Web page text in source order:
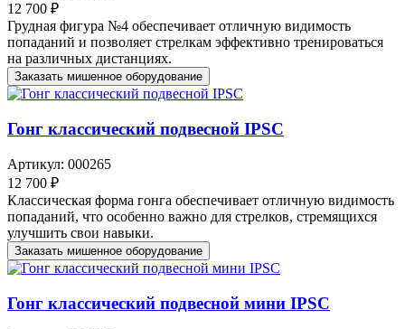
12 700 ₽
Грудная фигура №4 обеспечивает отличную видимость
попаданий и позволяет стрелкам эффективно тренироваться
на различных дистанциях.
Заказать мишенное оборудование
Гонг классический подвесной IPSC
Артикул: 000265
12 700 ₽
Классическая форма гонга обеспечивает отличную видимость
попаданий, что особенно важно для стрелков, стремящихся
улучшить свои навыки.
Заказать мишенное оборудование
Гонг классический подвесной мини IPSC